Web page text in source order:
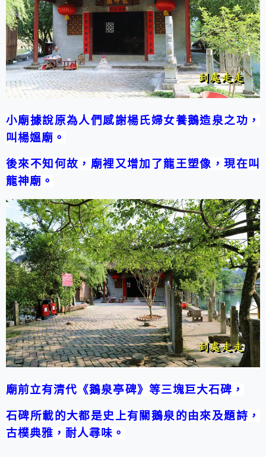
小廟據說原為人們感謝楊氏婦女養鵝造泉之功，
叫楊媼廟。
後來不知何故，廟裡又增加了龍王塑像，現在叫
龍神廟。
廟前立有清代《鵝泉亭碑》等三塊巨大石碑，
石碑所載的大都是史上有關鵝泉的由來及題詩，
古樸典雅，耐人尋味。